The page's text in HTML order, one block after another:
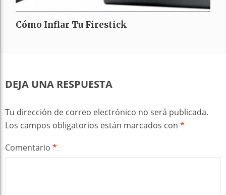
Cómo Inflar Tu Firestick
DEJA UNA RESPUESTA
Tu dirección de correo electrónico no será publicada.
Los campos obligatorios están marcados con *
Comentario *